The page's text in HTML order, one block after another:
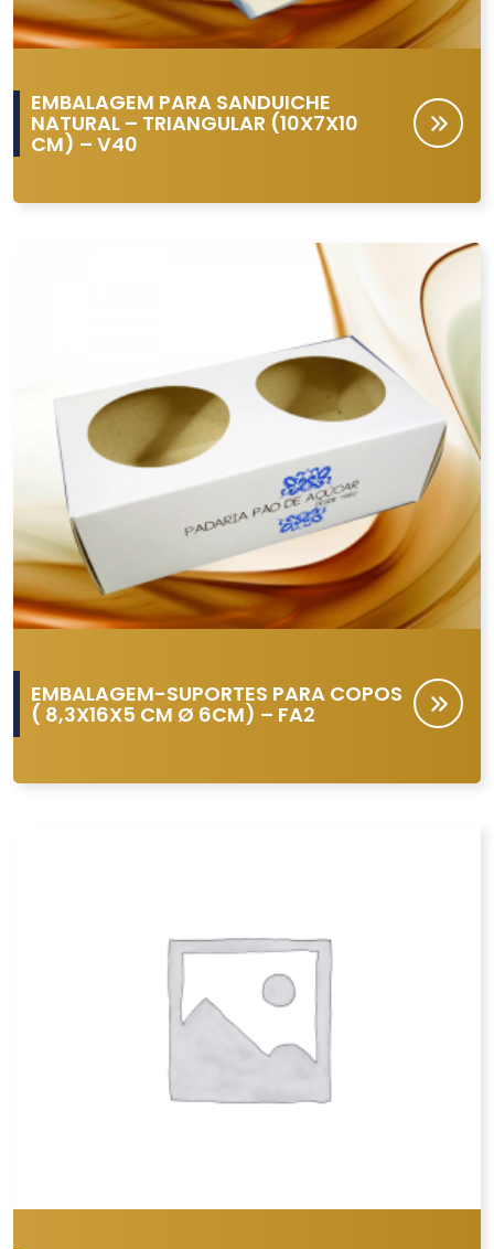
EMBALAGEM PARA SANDUICHE
NATURAL – TRIANGULAR (10X7X10
CM) – V40
EMBALAGEM-SUPORTES PARA COPOS
( 8,3X16X5 CM Ø 6CM) – FA2